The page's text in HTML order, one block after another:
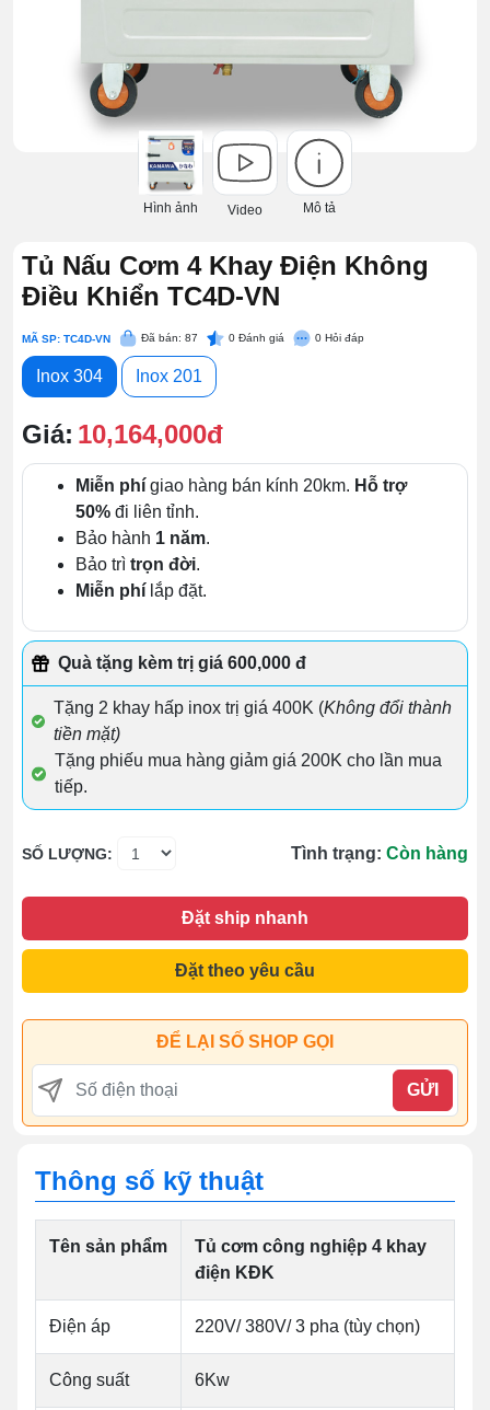
Hình ảnh Video Mô tả
Tủ Nấu Cơm 4 Khay Điện Không
Điều Khiển TC4D-VN
MÃ SP: TC4D-VN Đã bán: 87 0 Đánh giá 0 Hỏi đáp
Inox 304 Inox 201
Giá: 10,164,000đ
Miễn phí giao hàng bán kính 20km. Hỗ trợ
50% đi liên tỉnh.
Bảo hành 1 năm.
Bảo trì trọn đời.
Miễn phí lắp đặt.
Quà tặng kèm trị giá 600,000 đ
Tặng 2 khay hấp inox trị giá 400K (Không đổi thành
tiền mặt)
Tặng phiếu mua hàng giảm giá 200K cho lần mua
tiếp.
SỐ LƯỢNG: Tình trạng: Còn hàng
Đặt ship nhanh
Đặt theo yêu cầu
ĐỂ LẠI SỐ SHOP GỌI
GỬI
Thông số kỹ thuật
Tên sản phẩm
Tủ cơm công nghiệp 4 khay
điện KĐK
Điện áp 220V/ 380V/ 3 pha (tùy chọn)
Công suất 6Kw